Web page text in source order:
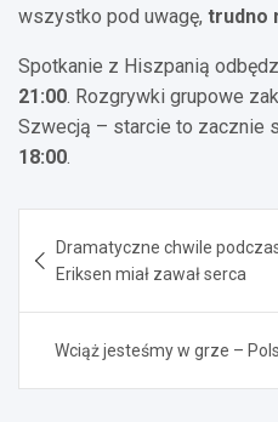
wszystko pod uwagę, trudno
Spotkanie z Hiszpanią
21:00. Rozgrywki grupowe
Szwecją – starcie to zacznie
18:00.
wpisu
Dramatyczne chwile
Eriksen miał zawał serca
Wciąż jesteśmy w grze –